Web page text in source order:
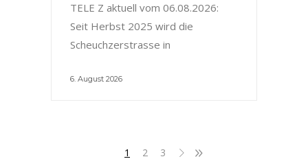
TELE Z aktuell vom 06.08.2026:
Seit Herbst 2025 wird die
Scheuchzerstrasse in
6. August 2026
1 2 3